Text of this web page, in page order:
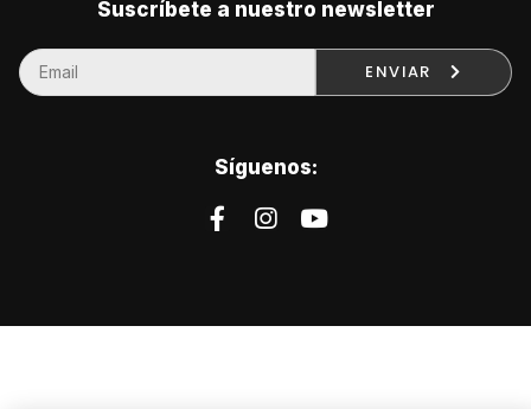
Suscríbete a nuestro newsletter
ENVIAR
Síguenos: